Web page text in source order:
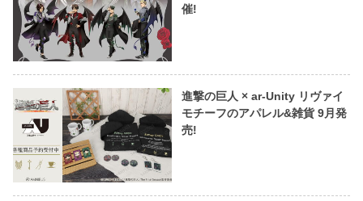
催!
進撃の巨人 × ar-Unity リヴァイ
モチーフのアパレル&雑貨 9月発
売!